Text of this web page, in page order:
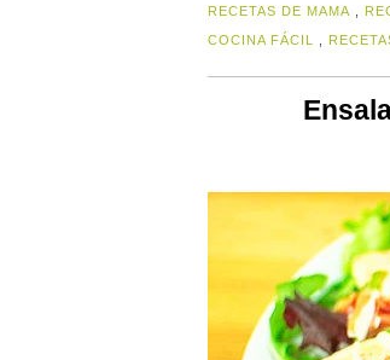
RECETAS DE MAMA
COCINA FÁCIL